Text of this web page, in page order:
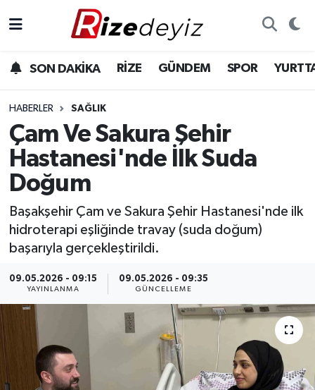
SON DAKİKA RİZE GÜNDEM SPOR
HABERLER SAĞLIK
Çam Ve Sakura Şehir
Hastanesi'nde İlk Suda
Doğum
Başakşehir Çam ve Sakura Şehir Hastanesi'nde ilk
hidroterapi eşliğinde travay (suda doğum)
başarıyla gerçekleştirildi.
09.05.2026 - 09:15
YAYINLANMA
09.05.2026 - 09:35
GÜNCELLEME
Gündem
Yurttan Haberler
Ekonomi
Teknoloji
Sağlık
Rize Hava Durumu
Rize Trafik Yoğunluk Haritası
Süper Lig Puan Durumu ve Fikstür
Tüm Manşetler
Son Dakika Haberleri